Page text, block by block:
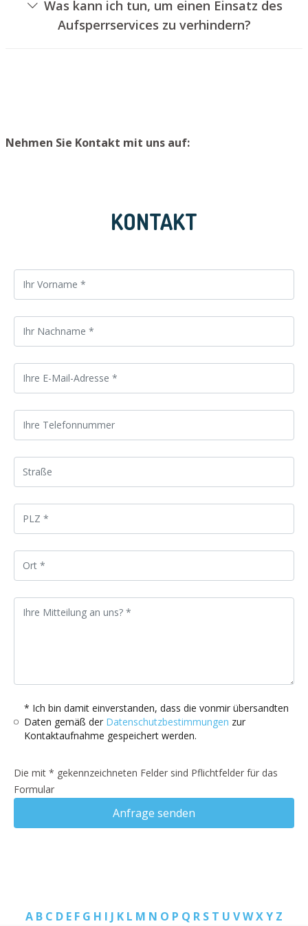
geschehen, ohne das Schloss aufzubohren. Wir setzen
Ihnen jedoch einen neuen Schließzylinder ein, sodass die
Was kann ich tun, um einen Einsatz des
Aufsperrservices zu verhindern?
Nehmen Sie Kontakt mit uns auf:
KONTAKT
* Ich bin damit einverstanden, dass die vonmir übersandten
Daten gemäß der Datenschutzbestimmungen zur
Kontaktaufnahme gespeichert werden.
Die mit * gekennzeichneten Felder sind Pflichtfelder für das
Formular
Anfrage senden
A B C D E F G H I J K L M N O P Q R S T U VWXY Z